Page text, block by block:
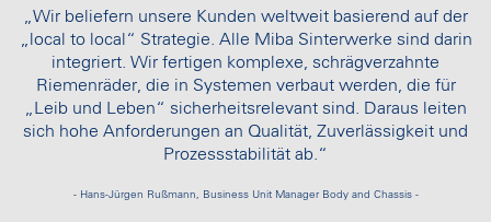
„Wir beliefern unsere Kunden weltweit basierend auf der
„local to local“ Strategie. Alle Miba Sinterwerke sind darin
integriert. Wir fertigen komplexe, schrägverzahnte
Riemenräder, die in Systemen verbaut werden, die für
„Leib und Leben“ sicherheitsrelevant sind. Daraus leiten
sich hohe Anforderungen an Qualität, Zuverlässigkeit und
Prozessstabilität ab.“
- Hans-Jürgen Rußmann, Business Unit Manager Body and Chassis -